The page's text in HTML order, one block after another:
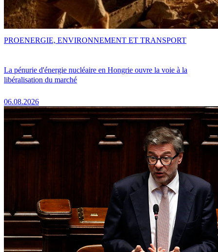
La pénurie d'énergie nucléaire en Hongrie ouvre la voie à la
libéralisation du marché
06.08.2026
PROENERGIE, ENVIRONNEMENT ET TRANSPORT